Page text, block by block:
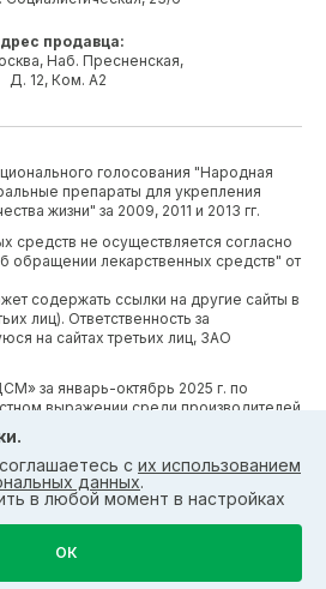
продавца:
Наб. Пресненская,
Д. 12, Ком. А2
голосования "Народная
препараты для укрепления
жизни" за 2009, 2011 и 2013 гг.
средств не осуществляется согласно
обращении лекарственных средств" от
содержать ссылки на другие сайты в
лиц). Ответственность за
на сайтах третьих лиц, ЗАО
за январь-октябрь 2025 г. по
выражении среди производителей
учета СТМ).
и системы менеджмента ЗАО
в соответствии с требованиями
GMP, ISO, HACCP
с их использованием
данных.
в любой момент в настройках
ОК